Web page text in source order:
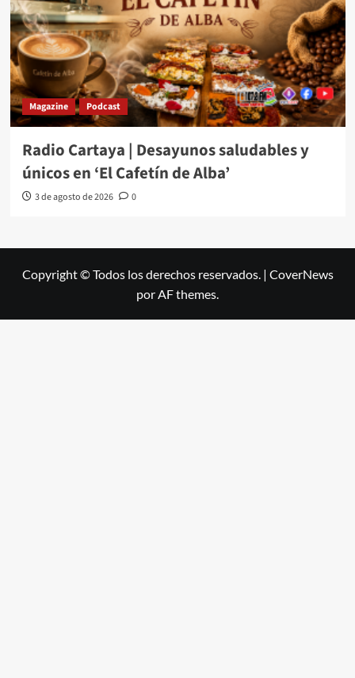
Magazine Podcast
Radio Cartaya | Desayunos saludables y
únicos en ‘El Cafetín de Alba’
3 de agosto de 2026 0
Copyright © Todos los derechos reservados. | CoverNews
por AF themes.